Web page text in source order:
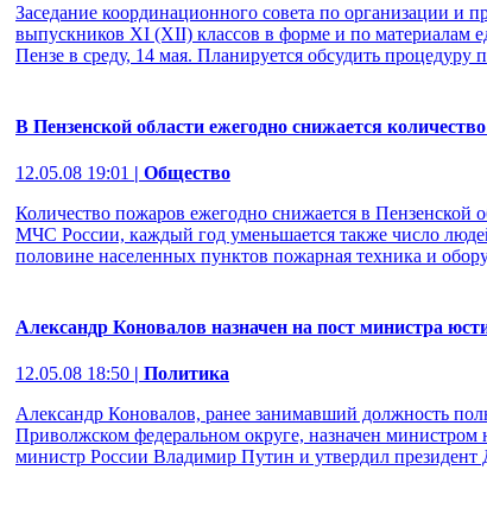
Заседание координационного совета по организации и
выпускников XI (XII) классов в форме и по материалам
Пензе в среду, 14 мая. Планируется обсудить
В Пензенской области ежегодно снижается
12.05.08 19:01 | Общество
Количество пожаров ежегодно снижается в Пензенской
МЧС России, каждый год уменьшается также число
половине населенных пунктов пожарная техника и
Александр Коновалов назначен на пост министра
12.05.08 18:50 | Политика
Александр Коновалов, ранее занимавший должность
Приволжском федеральном округе, назначен
министр России Владимир Путин и утвердил